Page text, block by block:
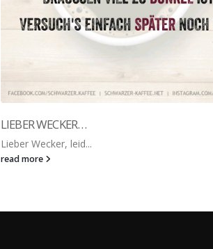
LIEBER WECKER…
Lieber Wecker, leid...
read more